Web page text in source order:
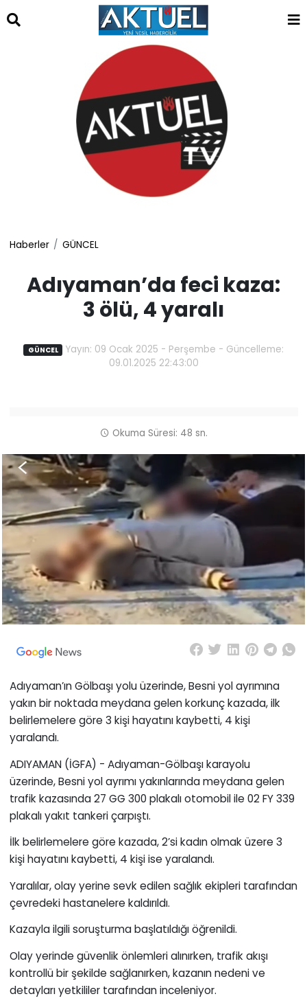
sohbet
chat
odaları
Haberler GÜNCEL
Adıyaman’da feci kaza:
3 ölü, 4 yaralı
GÜNCEL
Yayın: 09 Ocak 2025 - Perşembe - Güncelleme:
09.01.2025 22:43:00
Okuma Süresi: 48 sn.
Adıyaman’ın Gölbaşı yolu üzerinde, Besni yol ayrımına
yakın bir noktada meydana gelen korkunç kazada, ilk
belirlemelere göre 3 kişi hayatını kaybetti, 4 kişi
yaralandı.
ADIYAMAN (İGFA) - Adıyaman-Gölbaşı karayolu
üzerinde, Besni yol ayrımı yakınlarında meydana gelen
trafik kazasında 27 GG 300 plakalı otomobil ile 02 FY 339
plakalı yakıt tankeri çarpıştı.
İlk belirlemelere göre kazada, 2’si kadın olmak üzere 3
kişi hayatını kaybetti, 4 kişi ise yaralandı.
Yaralılar, olay yerine sevk edilen sağlık ekipleri tarafından
çevredeki hastanelere kaldırıldı.
Kazayla ilgili soruşturma başlatıldığı öğrenildi.
Olay yerinde güvenlik önlemleri alınırken, trafik akışı
kontrollü bir şekilde sağlanırken, kazanın nedeni ve
detayları yetkililer tarafından inceleniyor.